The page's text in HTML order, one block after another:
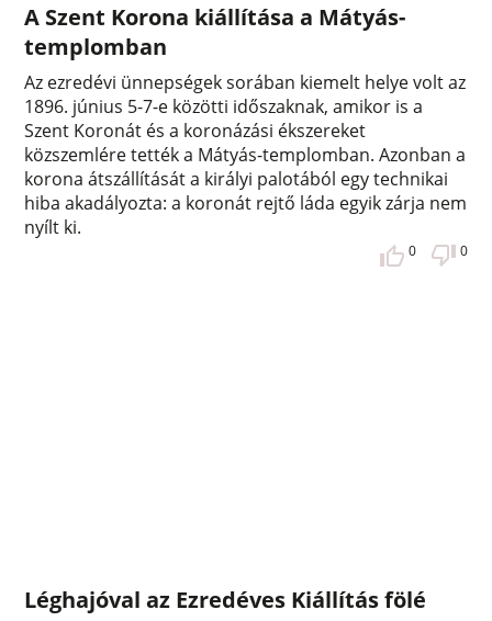
A Szent Korona kiállítása a Mátyás-
templomban
Az ezredévi ünnepségek sorában kiemelt helye volt az
1896. június 5-7-e közötti időszaknak, amikor is a
Szent Koronát és a koronázási ékszereket
közszemlére tették a Mátyás-templomban. Azonban a
korona átszállítását a királyi palotából egy technikai
hiba akadályozta: a koronát rejtő láda egyik zárja nem
nyílt ki.
0 0
Léghajóval az Ezredéves Kiállítás fölé